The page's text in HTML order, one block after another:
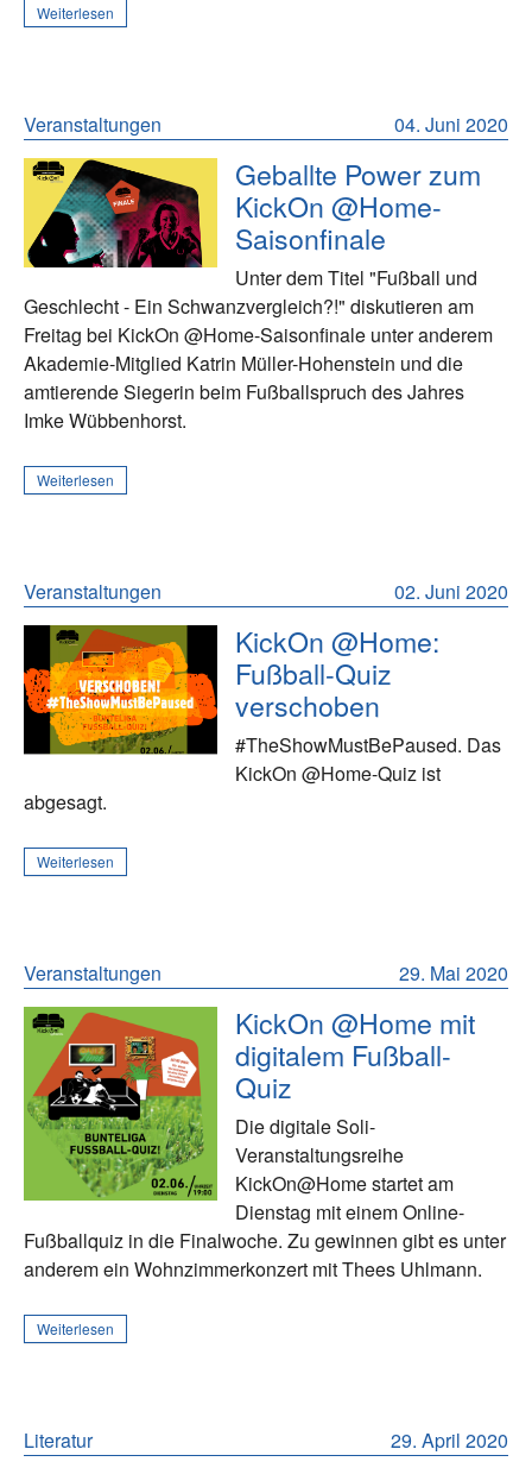
Weiterlesen
04. Juni 2020
Veranstaltungen
Geballte Power zum
KickOn @Home-
Saisonfinale
Unter dem Titel "Fußball und
Geschlecht - Ein Schwanzvergleich?!" diskutieren am
Freitag bei KickOn @Home-Saisonfinale unter anderem
Akademie-Mitglied Katrin Müller-Hohenstein und die
amtierende Siegerin beim Fußballspruch des Jahres
Imke Wübbenhorst.
Weiterlesen
02. Juni 2020
Veranstaltungen
KickOn @Home:
Fußball-Quiz
verschoben
#TheShowMustBePaused. Das
KickOn @Home-Quiz ist
abgesagt.
Weiterlesen
29. Mai 2020
Veranstaltungen
KickOn @Home mit
digitalem Fußball-
Quiz
Die digitale Soli-
Veranstaltungsreihe
KickOn@Home startet am
Dienstag mit einem Online-
Fußballquiz in die Finalwoche. Zu gewinnen gibt es unter
anderem ein Wohnzimmerkonzert mit Thees Uhlmann.
Weiterlesen
29. April 2020
Literatur